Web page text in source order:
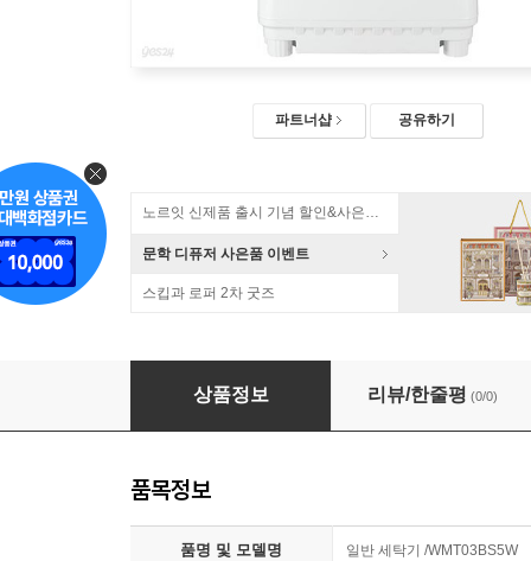
파트너샵 공유하기
노르잇 신제품 출시 기념 할인&사은품 증정!
문학 디퓨저 사은품 이벤트
스킵과 로퍼 2차 굿즈
인증 위니아딤채 미니크린세탁기
상품정보 리뷰/한줄평 (0/0)
품목정보
품명 및 모델명 일반 세탁기 /WMT03BS5W